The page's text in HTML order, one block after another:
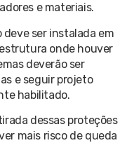
e materiais.
ser instalada em
onde houver
deverão ser
e seguir projeto
habilitado.
dessas proteções
mais risco de queda